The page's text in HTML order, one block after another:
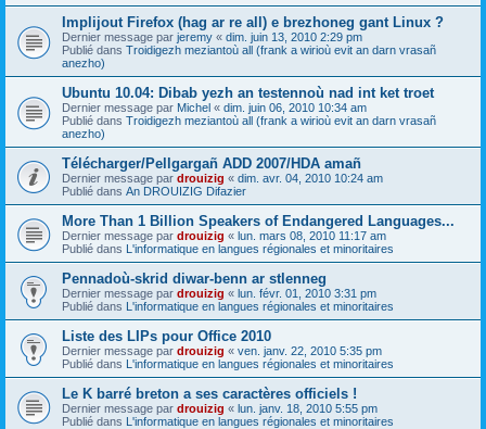
Implijout Firefox (hag ar re all) e brezhoneg gant Linux ?
Dernier message par jeremy « dim. juin 13, 2010 2:29 pm
Publié dans Troidigezh meziantoù all (frank a wirioù evit an darn vrasañ
anezho)
Ubuntu 10.04: Dibab yezh an testennoù nad int ket troet
Dernier message par Michel « dim. juin 06, 2010 10:34 am
Publié dans Troidigezh meziantoù all (frank a wirioù evit an darn vrasañ
anezho)
Télécharger/Pellgargañ ADD 2007/HDA amañ
Dernier message par drouizig « dim. avr. 04, 2010 10:24 am
Publié dans An DROUIZIG Difazier
More Than 1 Billion Speakers of Endangered Languages...
Dernier message par drouizig « lun. mars 08, 2010 11:17 am
Publié dans L'informatique en langues régionales et minoritaires
Pennadoù-skrid diwar-benn ar stlenneg
Dernier message par drouizig « lun. févr. 01, 2010 3:31 pm
Publié dans L'informatique en langues régionales et minoritaires
Liste des LIPs pour Office 2010
Dernier message par drouizig « ven. janv. 22, 2010 5:35 pm
Publié dans L'informatique en langues régionales et minoritaires
Le K barré breton a ses caractères officiels !
Dernier message par drouizig « lun. janv. 18, 2010 5:55 pm
Publié dans L'informatique en langues régionales et minoritaires